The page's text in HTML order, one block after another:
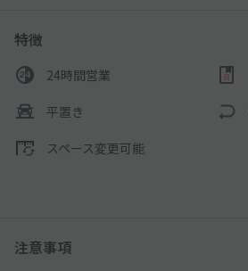
特徴
24時間営業
平置き
スペース変更可能
注意事項